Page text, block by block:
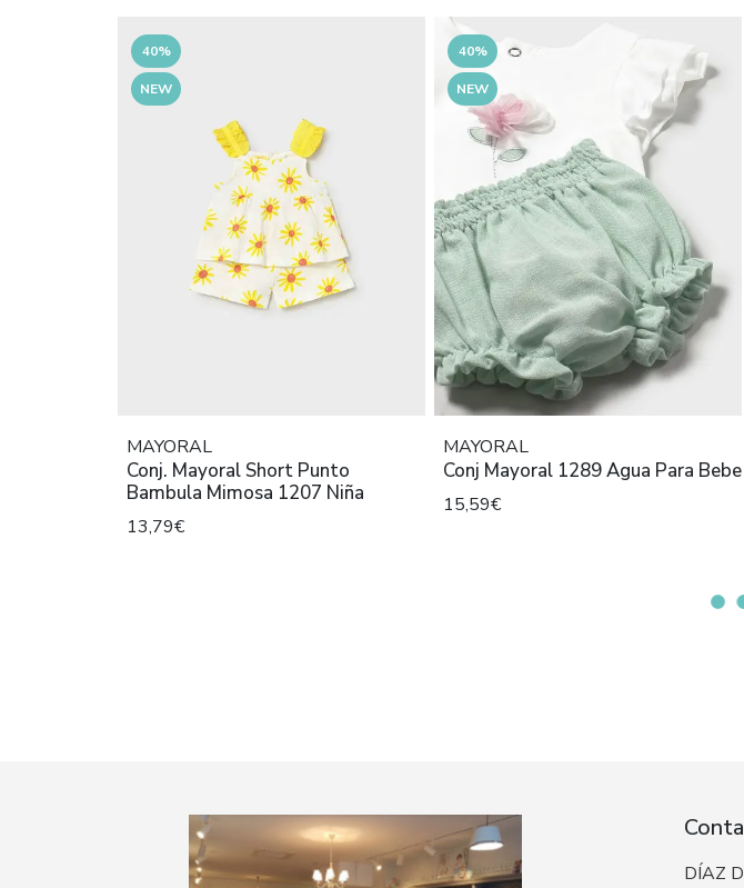
40%
NEW
MAYORAL
Conj. Mayoral Short Punto
Bambula Mimosa 1207 Niña
13,79€
40%
NEW
MAYORAL
Conj Mayoral 1289 Agua Para Bebe
15,59€
DÍAZ